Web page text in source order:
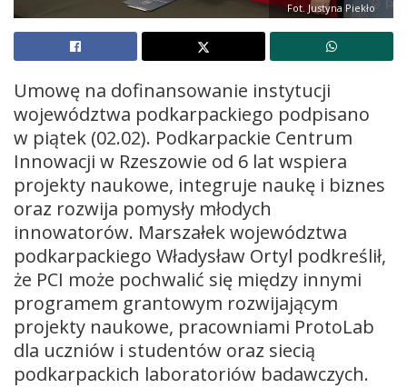
Fot. Justyna Piekło
Umowę na dofinansowanie instytucji
województwa podkarpackiego podpisano
w piątek (02.02). Podkarpackie Centrum
Innowacji w Rzeszowie od 6 lat wspiera
projekty naukowe, integruje naukę i biznes
oraz rozwija pomysły młodych
innowatorów. Marszałek województwa
podkarpackiego Władysław Ortyl podkreślił,
że PCI może pochwalić się między innymi
programem grantowym rozwijającym
projekty naukowe, pracowniami ProtoLab
dla uczniów i studentów oraz siecią
podkarpackich laboratoriów badawczych.